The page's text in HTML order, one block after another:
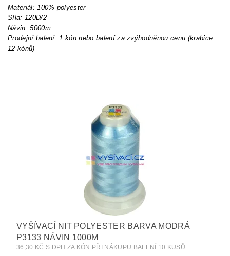
Materiál: 100% polyester
Síla: 120D/2
Návin: 5000m
Prodejní balení: 1 kón nebo balení za zvýhodněnou cenu (krabice
12 kónů)
VYŠÍVACÍ NIT POLYESTER BARVA MODRÁ
P3133 NÁVIN 1000M
36,30 KČ S DPH ZA KÓN PŘI NÁKUPU BALENÍ 10 KUSŮ